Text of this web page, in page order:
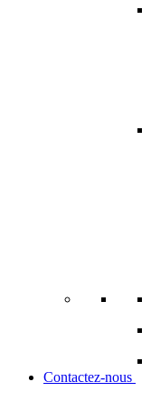
Contactez-nous